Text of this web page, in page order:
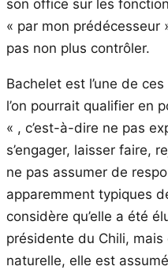
son office sur les
« par mon prédécesseur
pas non plus contrôler.
Bachelet est l’une de
l’on pourrait qualifier en
« , c’est-à-dire ne pas
s’engager, laisser faire,
ne pas assumer de
apparemment typiques
considère qu’elle a été
présidente du Chili,
naturelle, elle est